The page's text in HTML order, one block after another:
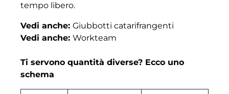
tempo libero.
Vedi anche: Giubbotti catarifrangenti
Vedi anche: Workteam
Ti servono quantità diverse? Ecco uno
schema